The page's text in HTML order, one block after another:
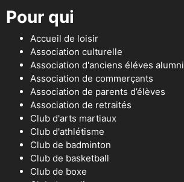
Pour qui
Accueil de loisir
Association culturelle
Association d'anciens éléves alumni
Association de commerçants
Association de parents d’élèves
Association de retraités
Club d'arts martiaux
Club d'athlétisme
Club de badminton
Club de basketball
Club de boxe